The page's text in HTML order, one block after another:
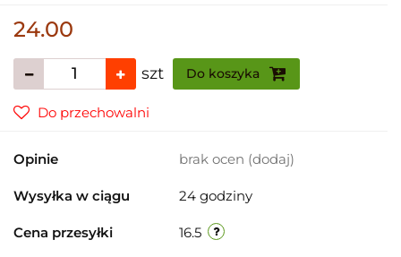
24.00
szt Do koszyka
Do przechowalni
Opinie brak ocen (dodaj)
Wysyłka w ciągu 24 godziny
Cena przesyłki 16.5